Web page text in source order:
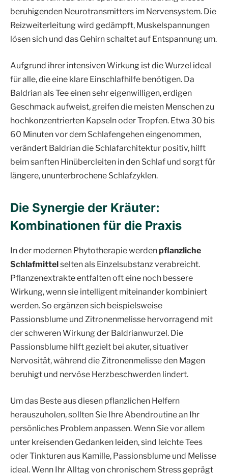
beruhigenden Neurotransmitters im Nervensystem. Die
Reizweiterleitung wird gedämpft, Muskelspannungen
lösen sich und das Gehirn schaltet auf Entspannung um.
Aufgrund ihrer intensiven Wirkung ist die Wurzel ideal
für alle, die eine klare Einschlafhilfe benötigen. Da
Baldrian als Tee einen sehr eigenwilligen, erdigen
Geschmack aufweist, greifen die meisten Menschen zu
hochkonzentrierten Kapseln oder Tropfen. Etwa 30 bis
60 Minuten vor dem Schlafengehen eingenommen,
verändert Baldrian die Schlafarchitektur positiv, hilft
beim sanften Hinübercleiten in den Schlaf und sorgt für
längere, ununterbrochene Schlafzyklen.
Die Synergie der Kräuter:
Kombinationen für die Praxis
In der modernen Phytotherapie werdenpflanzliche
Schlafmittelselten als Einzelsubstanz verabreicht.
Pflanzenextrakte entfalten oft eine noch bessere
Wirkung, wenn sie intelligent miteinander kombiniert
werden. So ergänzen sich beispielsweise
Passionsblume und Zitronenmelisse hervorragend mit
der schweren Wirkung der Baldrianwurzel. Die
Passionsblume hilft gezielt bei akuter, situativer
Nervosität, während die Zitronenmelisse den Magen
beruhigt und nervöse Herzbeschwerden lindert.
Um das Beste aus diesen pflanzlichen Helfern
herauszuholen, sollten Sie Ihre Abendroutine an Ihr
persönliches Problem anpassen. Wenn Sie vor allem
unter kreisenden Gedanken leiden, sind leichte Tees
oder Tinkturen aus Kamille, Passionsblume und Melisse
ideal. Wenn Ihr Alltag von chronischem Stress geprägt